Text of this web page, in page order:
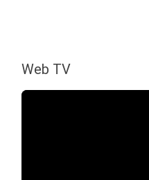
Web TV